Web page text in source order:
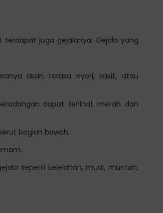
juga gejalanya. Gejala yang
akan terasa nyeri, sakit, atau
dapat terlihat merah dan
bagian bawah.
seperti kelelahan, mual, muntah,